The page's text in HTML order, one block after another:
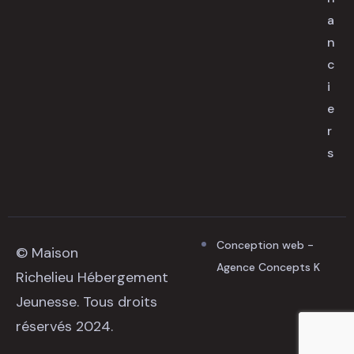
a
n
c
i
e
r
s
© Maison
Richelieu Hébergement
Jeunesse. Tous droits
réservés 2024.
Conception web -
Agence Concepts K